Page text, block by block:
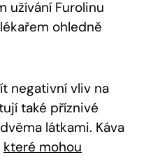
užívání Furolinu
ohledně
negativní vliv na
také příznivé
látkami. Káva
které mohou